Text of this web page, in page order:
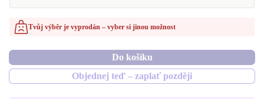
UK (angličtina)
FR (francouzština)
ano
Tvůj výběr je vyprodán – vyber si jinou možnost
Do košíku
Objednej teď – zaplať později